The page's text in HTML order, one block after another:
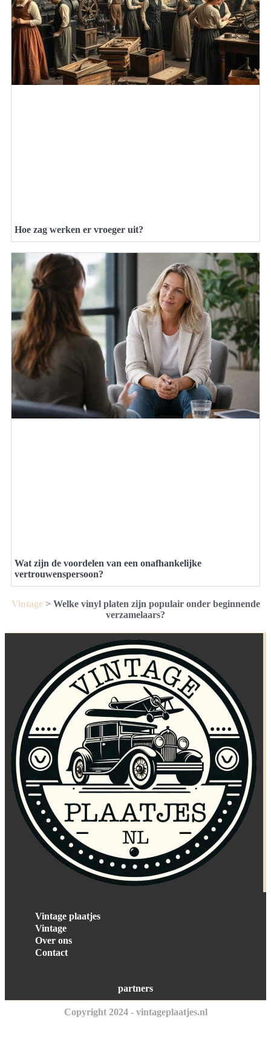
Hoe zag werken er vroeger uit?
Wat zijn de voordelen van een onafhankelijke
vertrouwenspersoon?
Vintage> Welke vinyl platen zijn populair onder beginnende
verzamelaars?
Vintage plaatjes
Vintage
Over ons
Contact
partners
Copyright 2024 - vintageplaatjes.nl